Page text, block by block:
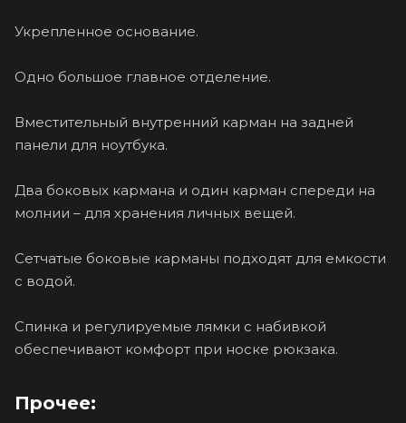
Укрепленное основание.
Одно большое главное отделение.
Вместительный внутренний карман на задней
панели для ноутбука.
Два боковых кармана и один карман спереди на
молнии – для хранения личных вещей.
Сетчатые боковые карманы подходят для емкости
с водой.
Спинка и регулируемые лямки с набивкой
обеспечивают комфорт при носке рюкзака.
Прочее: